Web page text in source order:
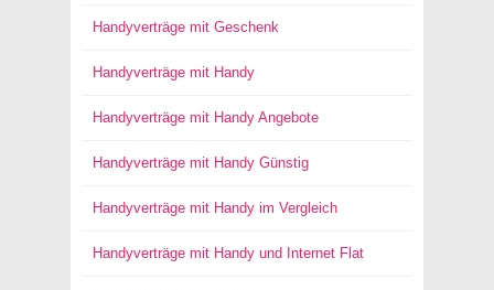
Handyverträge mit Geschenk
Handyverträge mit Handy
Handyverträge mit Handy Angebote
Handyverträge mit Handy Günstig
Handyverträge mit Handy im Vergleich
Handyverträge mit Handy und Internet Flat